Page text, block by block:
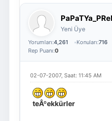
Yeni Üye
Yorumları:4,261 Konuları:716
Rep Puanı:0
02-07-2007, Saat: 11:45 AM
teÂºekkürler